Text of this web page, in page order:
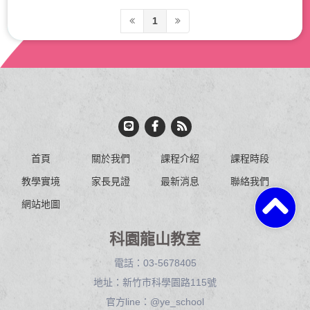
1
首頁 關於我們 課程介紹 課程時段
教學實境 家長見證 最新消息 聯絡我們
網站地圖
科園龍山教室
電話： 03-5678405
地址： 新竹市科學園路115號
官方line： @ye_school